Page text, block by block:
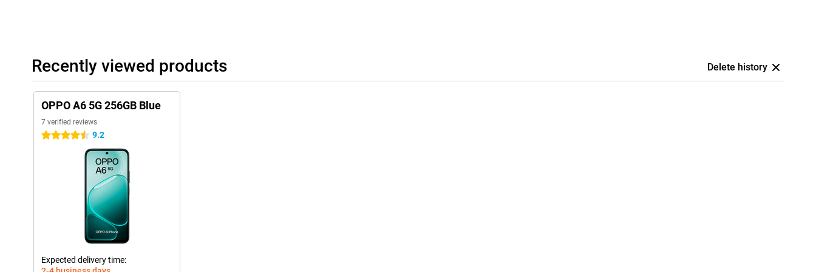
Recently viewed products Delete history
OPPO A6 5G 256GB Blue
7 verified reviews
4.5 stars 9.2
Expected delivery time: